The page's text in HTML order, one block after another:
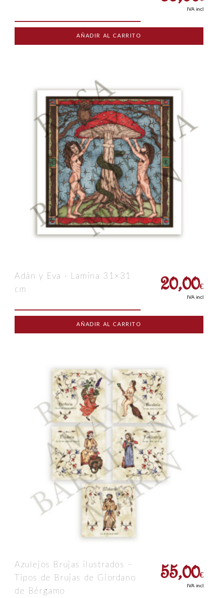
IVA incl
AÑADIR AL CARRITO
Adán y Eva · Lamina 31×31
cm
20,00€
IVA incl
AÑADIR AL CARRITO
Azulejos Brujas ilustrados –
Tipos de Brujas de Giordano
de Bérgamo
55,00€
IVA incl